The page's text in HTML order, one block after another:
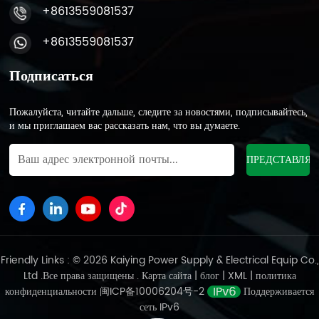
сталкивается с проблемами, связанными с экологическими
нормами и конкуренцией со стороны новых
аккумуляторных технологий, отрасль ищет пути
усовершенствованных механизмов переработки. Низкая
стоимость и простота обслуживания свинцово-кислотных
аккумуляторов делают их конкурентоспособными в
определенных областях применения. Перспективы на
будущее Ожидается, что в течение следующих нескольких
лет рынок свинцово-кислотных аккумуляторов для
мотоциклов будет продолжать устойчиво расти, особенно на
Поскольку глобальное внимание к защите окружающей
среды и устойчивому развитию растет, индустрия
свинцово-кислотных аккумуляторов должна постоянно
производительность продукции и уделять особое внимание
защите окружающей среды и переработке. В целом,
свинцово-кислотные аккумуляторы для мотоциклов по-
прежнему сохраняют определенный уровень
+8613559081537
+8613559081537
Подписаться
Пожалуйста, читайте дальше, следите за новостями, подписывайтесь,
и мы приглашаем вас рассказать нам, что вы думаете.
Friendly Links : © 2026 Kaiying Power Supply & Electrical Equip Co.,
Ltd .Все права защищены .Карта сайта | блог | XML| политика
конфиденциальности 闽ICP备10006204号-2
Поддерживается
сеть IPv6